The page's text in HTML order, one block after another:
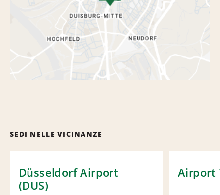
SEDI NELLE VICINANZE
Düsseldorf Airport
(DUS)
Airport